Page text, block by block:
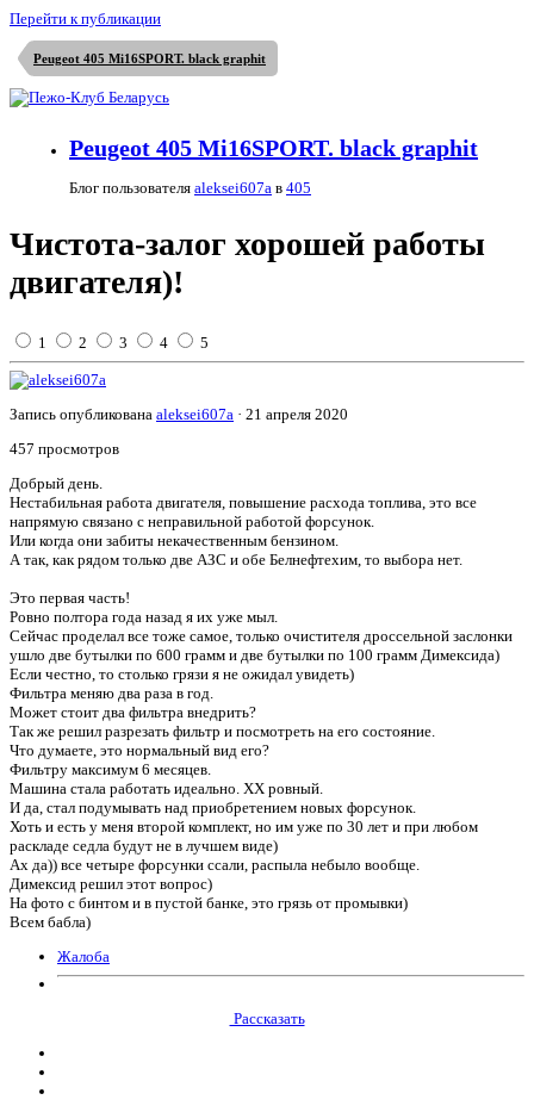
Перейти к публикации
Peugeot 405 Mi16SPORT. black graphit
Peugeot 405 Mi16SPORT. black graphit
Блог пользователя aleksei607a в 405
Чистота-залог хорошей работы
двигателя)!
1 2 3 4 5
Запись опубликована aleksei607a · 21 апреля 2020
457 просмотров
Добрый день.
Нестабильная работа двигателя, повышение расхода топлива, это все
напрямую связано с неправильной работой форсунок.
Или когда они забиты некачественным бензином.
А так, как рядом только две АЗС и обе Белнефтехим, то выбора нет.
Это первая часть!
Ровно полтора года назад я их уже мыл.
Сейчас проделал все тоже самое, только очистителя дроссельной заслонки
ушло две бутылки по 600 грамм и две бутылки по 100 грамм Димексида)
Если честно, то столько грязи я не ожидал увидеть)
Фильтра меняю два раза в год.
Может стоит два фильтра внедрить?
Так же решил разрезать фильтр и посмотреть на его состояние.
Что думаете, это нормальный вид его?
Фильтру максимум 6 месяцев.
Машина стала работать идеально. ХХ ровный.
И да, стал подумывать над приобретением новых форсунок.
Хоть и есть у меня второй комплект, но им уже по 30 лет и при любом
раскладе седла будут не в лучшем виде)
Ах да)) все четыре форсунки ссали, распыла небыло вообще.
Димексид решил этот вопрос)
На фото с бинтом и в пустой банке, это грязь от промывки)
Всем бабла)
Жалоба
Рассказать